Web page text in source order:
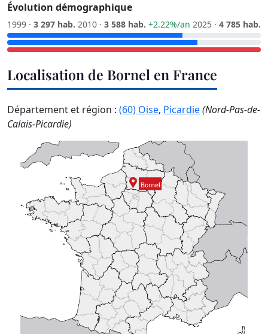
Évolution démographique
1999 · 3 297 hab. 2010 · 3 588 hab. +2.22%/an 2025 · 4 785 hab.
Localisation de Bornel en France
Département et région : (60) Oise, Picardie(Nord-Pas-de-
Calais-Picardie)